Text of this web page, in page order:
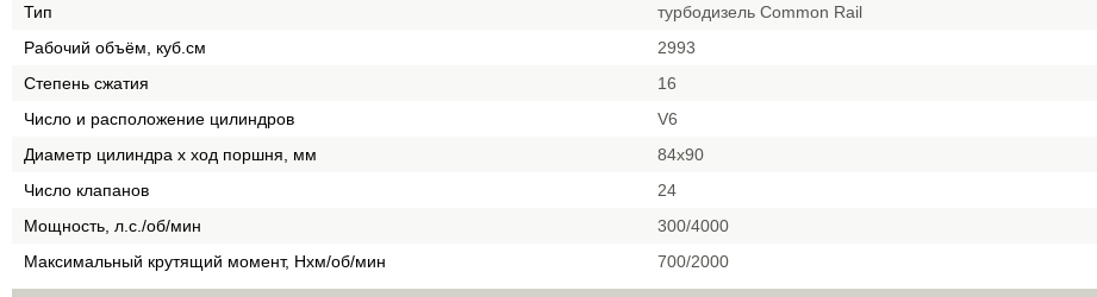
Тип
турбодизель Common Rail
Рабочий объём, куб.см
2993
Степень сжатия
16
Число и расположение цилиндров
V6
Диаметр цилиндра х ход поршня, мм
84x90
Число клапанов
24
Мощность, л.с./об/мин
300/4000
Максимальный крутящий момент, Нхм/об/мин
700/2000